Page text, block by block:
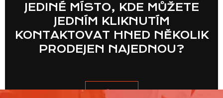
JEDINÉ MÍSTO, KDE MŮŽETE
JEDNÍM KLIKNUTÍM
KONTAKTOVAT HNED NĚKOLIK
PRODEJEN NAJEDNOU?
VÍCE